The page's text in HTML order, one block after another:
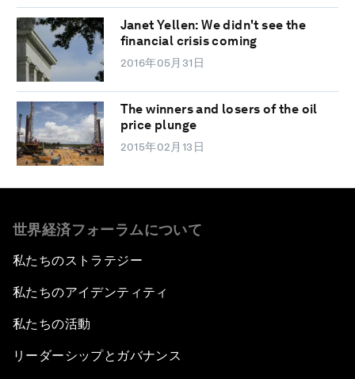
Janet Yellen: We didn't see the
financial crisis coming
2016年05月31日
The winners and losers of the oil
price plunge
2015年02月13日
世界経済フォーラムについて
私たちのストラテジー
私たちのアイデンティティ
私たちの活動
リーダーシップとガバナンス